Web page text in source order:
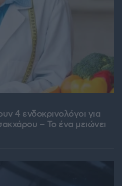
4 ενδοκρινολόγοι για
– Το ένα μειώνει